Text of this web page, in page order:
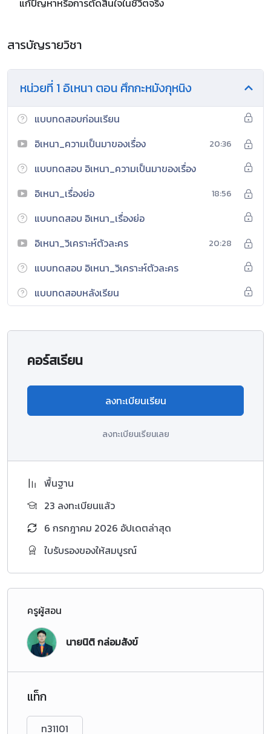
แก้ปัญหาหรือการตัดสินใจในชีวิตจริง
สารบัญรายวิชา
หน่วยที่ 1 อิเหนา ตอน ศึกกะหมังกุหนิง
แบบทดสอบก่อนเรียน
อิเหนา_ความเป็นมาของเรื่อง
20:36
แบบทดสอบ อิเหนา_ความเป็นมาของเรื่อง
อิเหนา_เรื่องย่อ
18:56
แบบทดสอบ อิเหนา_เรื่องย่อ
อิเหนา_วิเคราะห์ตัวละคร
20:28
แบบทดสอบ อิเหนา_วิเคราะห์ตัวละคร
แบบทดสอบหลังเรียน
คอร์สเรียน
ลงทะเบียนเรียน
ลงทะเบียนเรียนเลย
พื้นฐาน
23 ลงทะเบียนแล้ว
6 กรกฎาคม 2026 อัปเดตล่าสุด
ใบรับรองของให้สมบูรณ์
ครูผู้สอน
นายนิติ กล่อมสังข์
แท็ก
ท31101